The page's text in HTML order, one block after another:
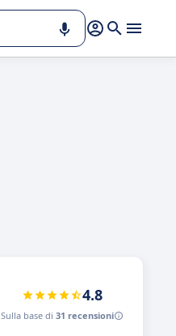
4.8
Sulla base di 31 recensioni